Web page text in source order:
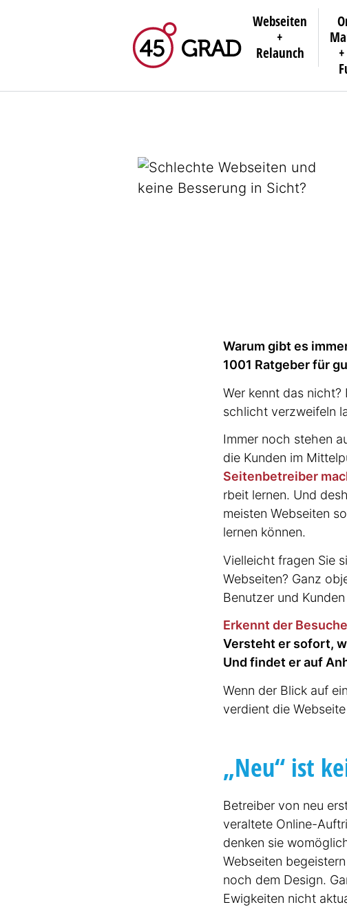
Webseiten
+
Relaunch
Warum gibt es
1001 Ratgeber für
Wer kennt das nicht?
schlicht verzweifeln
Immer noch stehen
die Kunden im
Seiten­be­treiber
rbeit lernen. Und
meisten Webseiten
lernen können.
Vielleicht fragen Sie
Webseiten? Ganz
Benutzer und
Erkennt der
Versteht er sofort,
Und findet er auf
Wenn der Blick auf
verdient die
„Neu“ ist
Betreiber von neu
veraltete Online-
denken sie
Webseiten
noch dem Design.
Ewigkeiten nicht